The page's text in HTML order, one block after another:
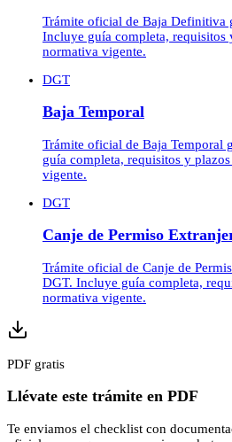
Trámite oficial de Baja Definitiva
Incluye guía completa, requisitos
normativa vigente.
DGT
Baja Temporal
Trámite oficial de Baja Temporal
guía completa, requisitos y
vigente.
DGT
Canje de Permiso
Trámite oficial de Canje de
DGT. Incluye guía completa,
normativa vigente.
PDF gratis
Llévate este trámite en PDF
Te enviamos el checklist con